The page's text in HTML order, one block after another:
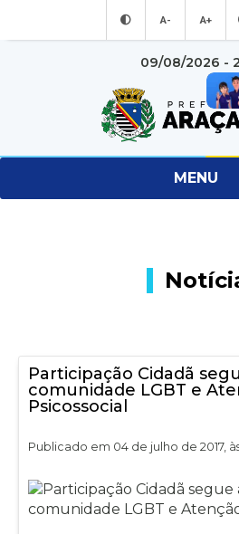
A- A+
09/08/2026 -
MENU
Participação Cidadã
comunidade LGBT e
Psicossocial
Publicado em 04 de julho de 2017, às